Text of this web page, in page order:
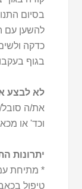
בסיום
להשען עם
כדקה
בגוף
לא לבצע
את/ה
וכד' או
יתרונות
* מתיחת
טיפול